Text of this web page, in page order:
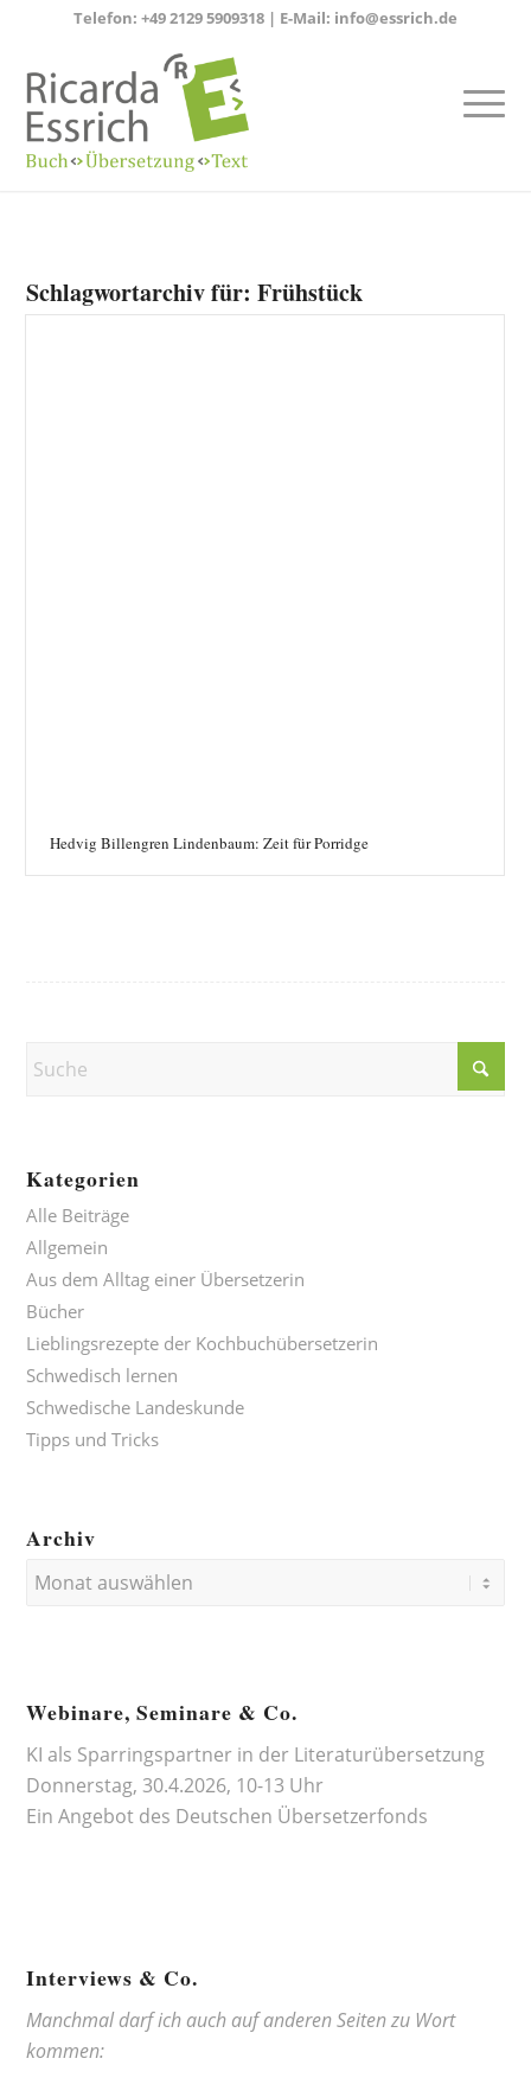
Telefon: +49 2129 5909318 | E-Mail: info@essrich.de
Schlagwortarchiv für:Frühstück
Hedvig Billengren Lindenbaum: Zeit für Porridge
Kategorien
Alle Beiträge
Allgemein
Aus dem Alltag einer Übersetzerin
Bücher
Lieblingsrezepte der Kochbuchübersetzerin
Schwedisch lernen
Schwedische Landeskunde
Tipps und Tricks
Archiv
Webinare, Seminare & Co.
KI als Sparringspartner in der Literaturübersetzung
Donnerstag, 30.4.2026, 10-13 Uhr
Ein Angebot des Deutschen Übersetzerfonds
Interviews & Co.
Manchmal darf ich auch auf anderen Seiten zu Wort
kommen: